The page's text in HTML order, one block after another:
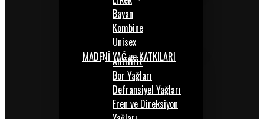
Bayan
Kombine
Unisex
MADENİ YAĞ ve KATKILARI
Antifiriz
Bor Yağları
Defransiyel Yağları
Fren ve Direksiyon